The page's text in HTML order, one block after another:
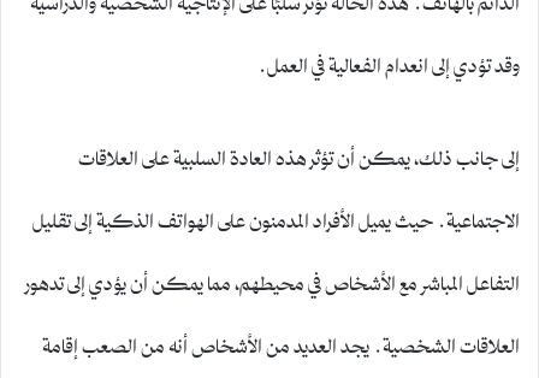
وقد تؤدي إلى انعدام الفعالية في العمل.
إلى جانب ذلك، يمكن أن تؤثر هذه العادة السلبية على العلاقات
الاجتماعية. حيث يميل الأفراد المدمنون على الهواتف الذكية إلى تقليل
التفاعل المباشر مع الأشخاص في محيطهم، مما يمكن أن يؤدي إلى تدهور
العلاقات الشخصية. يجد العديد من الأشخاص أنه من الصعب إقامة